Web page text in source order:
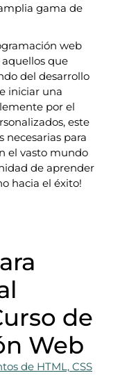
gama de
web
que
del desarrollo
iniciar una
por el
este
necesarias para
el vasto mundo
de aprender
hacia el éxito!
de
Web
de HTML, CSS